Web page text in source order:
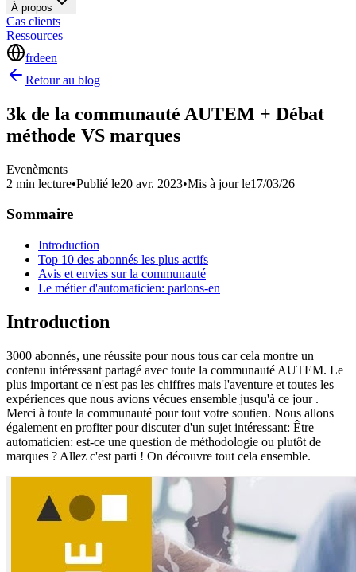
À propos
Cas clients
Ressources
frdeen
Retour au blog
3k de la communauté AUTEM + Débat
méthode VS marques
Evenèments
2 min lecture•Publié le20 avr. 2023•Mis à jour le17/03/26
Sommaire
Introduction
Top 10 des abonnés les plus actifs
Avis et envies sur la communauté
Le métier d'automaticien: parlons-en
Introduction
3000 abonnés, une réussite pour nous tous car cela montre un
contenu intéressant partagé avec toute la communauté AUTEM. Le
plus important ce n'est pas les chiffres mais l'aventure et toutes les
expériences que nous avions vécues ensemble jusqu'à ce jour .
Merci à toute la communauté pour tout votre soutien. Nous allons
également en profiter pour discuter d'un sujet intéressant: Être
automaticien: est-ce une question de méthodologie ou plutôt de
marques ? Allez c'est parti ! On découvre tout cela ensemble.